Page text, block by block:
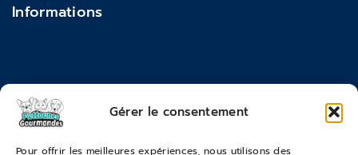
Gérer le consentement
Pour offrir les meilleures expériences, nous utilisons des
Informations
Moyens de paiements